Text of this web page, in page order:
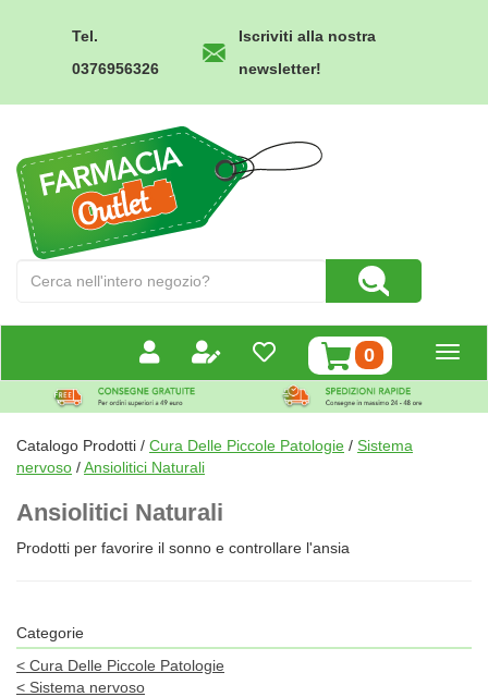
Tel.
0376956326
Iscriviti alla nostra
newsletter!
Outlet
Prodotto
Cerca Prodotto
0prodotti
inseriti
Catalogo Prodotti / Cura Delle Piccole Patologie / Sistema
nervoso /Ansiolitici Naturali
Ansiolitici Naturali
Prodotti per favorire il sonno e controllare l'ansia
Categorie
< Cura Delle Piccole Patologie
< Sistema nervoso